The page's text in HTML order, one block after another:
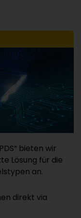
bieten wir
Lösung für die
an.
direkt via